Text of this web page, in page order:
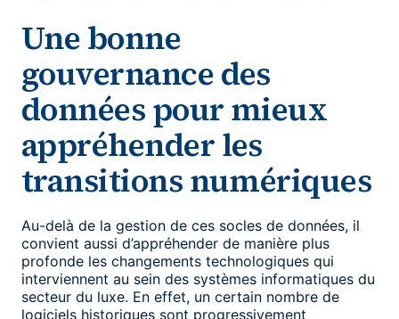
Une bonne
gouvernance des
données pour mieux
appréhender les
transitions numériques
Au-delà de la gestion de ces socles de données, il
convient aussi d’appréhender de manière plus
profonde les changements technologiques qui
interviennent au sein des systèmes informatiques du
secteur du luxe. En effet, un certain nombre de
logiciels historiques sont progressivement